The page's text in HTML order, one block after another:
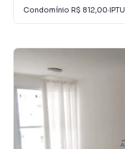
Condomínio R$ 812,00·IPTU